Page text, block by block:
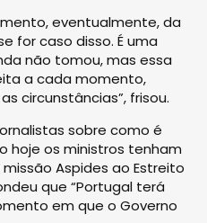
eventualmente, da
for caso disso. É uma
não tomou, mas essa
a cada momento,
circunstâncias”, frisou.
sobre como é
hoje os ministros tenham
Aspides ao Estreito
que “Portugal terá
em que o Governo